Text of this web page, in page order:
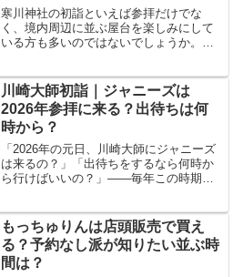
寒川神社の初詣といえば参拝だけでな
く、境内周辺に並ぶ屋台を楽しみにして
いる方も多いのではないでしょうか。
なりますよね。行くタイイングによって
は、せっかくの初詣なのに屋台...
川崎大師初詣｜ジャニーズは
2026年参拝に来る？出待ちは何
時から？
「2026年の元日、川崎大師にジャニーズ
は来るの？」「出待ちをするなら何時か
ら行けばいいの？」――毎年この時期に
白歌合戦やカウントダウンコンサート後
にタレントが揃って参...
もっちゅりんは店頭販売で買え
る？予約なし派が知りたい並ぶ時
間は？